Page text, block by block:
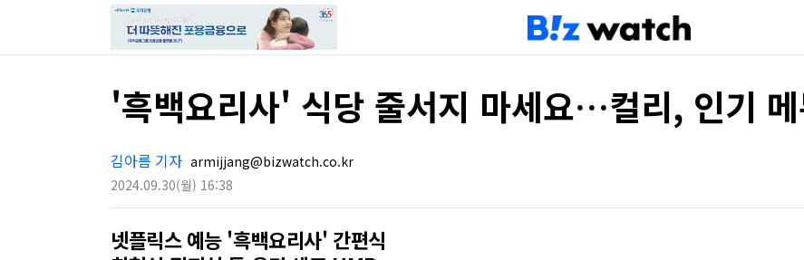
'흑백요리사' 식당 줄서지 마세요…컬리, 인기
김아름 기자 armijjang@bizwatch.co.kr
2024.09.30(월) 16:38
넷플릭스 예능 '흑백요리사' 간편식